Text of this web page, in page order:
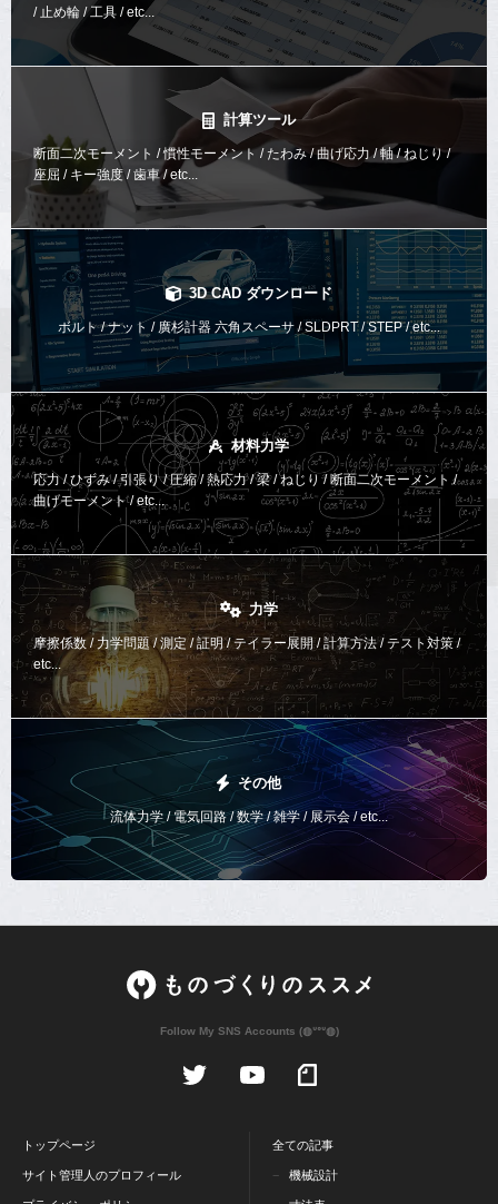
/ 止め輪 / 工具 / etc...
計算ツール
断面二次モーメント / 慣性モーメント / たわみ / 曲げ応力 / 軸 / ねじり /
座屈 / キー強度 / 歯車 / etc...
3D CAD ダウンロード
ボルト / ナット / 廣杉計器 六角スペーサ / SLDPRT / STEP / etc...
材料力学
応力 / ひずみ / 引張り / 圧縮 / 熱応力 / 梁 / ねじり / 断面二次モーメント /
曲げモーメント /etc...
力学
摩擦係数 / 力学問題 / 測定 / 証明 / テイラー展開 / 計算方法 /テスト対策 /
etc...
その他
流体力学 / 電気回路 / 数学 / 雑学 / 展示会 / etc...
Follow My SNS Accounts (◍ᐡᐤᐡ◍)
トップページ
サイト管理人のプロフィール
全ての記事
機械設計